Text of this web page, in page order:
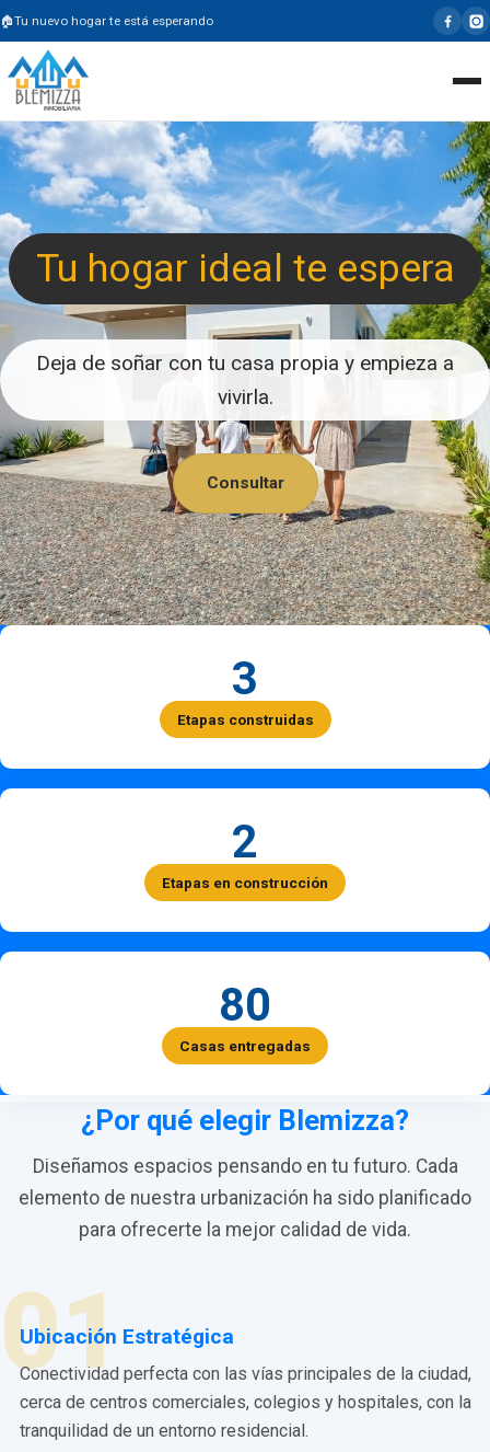
Tu nuevo hogar te está esperando
Tu hogar ideal te espera
Deja de soñar con tu casa propia y empieza a
vivirla.
Consultar
3
Etapas construidas
2
Etapas en construcción
80
Casas entregadas
¿Por qué elegir Blemizza?
Diseñamos espacios pensando en tu futuro. Cada
elemento de nuestra urbanización ha sido planificado
para ofrecerte la mejor calidad de vida.
01
Ubicación Estratégica
Conectividad perfecta con las vías principales de la ciudad,
cerca de centros comerciales, colegios y hospitales, con la
tranquilidad de un entorno residencial.